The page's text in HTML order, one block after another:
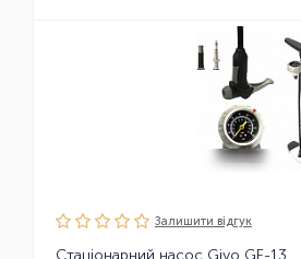
Залишити вiдгук
Стаціонарний насос Giyo GF-13